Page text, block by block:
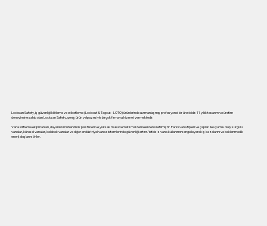
Locksan Safety, iş güvenliği kilitleme ve etiketleme (Lockout & Tagout - LOTO) ürünlerinde uzmanlaşmış profesyonel bir üreticidir. 11 yıllık tasarım ve üretim
deneyimine sahip olan Locksan Safety, geniş ürün yelpazesiyle birçok firmaya hizmet vermektedir.
Vana kilitleme ekipmanları, dayanıklı mühendislik plastikleri ve yüksek mukavemetli malzemelerden üretilmiştir. Farklı vana tipleri ve çapları ile uyumlu olup, sürgülü
vanalar, küresel vanalar, kelebek vanalar ve diğer endüstriyel vana sistemlerinde güvenliği artırır. Yetkisiz vana kullanımını engelleyerek iş kazalarını ve beklenmedik
enerji akışlarını önler.